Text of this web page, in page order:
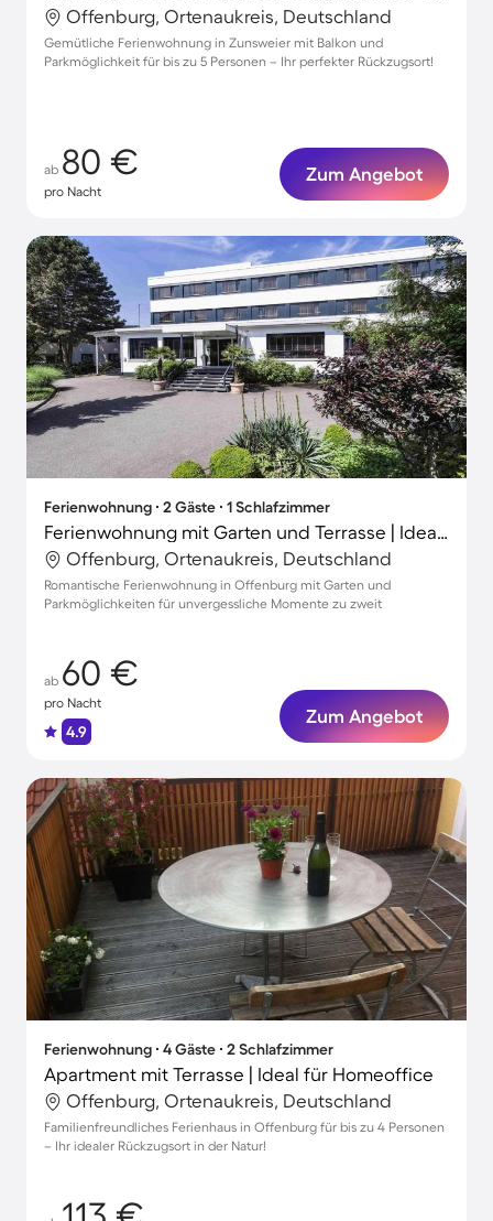
Offenburg, Ortenaukreis, Deutschland
Gemütliche Ferienwohnung in Zunsweier mit Balkon und
Parkmöglichkeit für bis zu 5 Personen – Ihr perfekter Rückzugsort!
ab 80 €
pro Nacht
Zum Angebot
Ferienwohnung ∙ 2 Gäste ∙ 1 Schlafzimmer
Ferienwohnung mit Garten und Terrasse | Ideal für Homeoffice
Offenburg, Ortenaukreis, Deutschland
Romantische Ferienwohnung in Offenburg mit Garten und
Parkmöglichkeiten für unvergessliche Momente zu zweit
ab 60 €
pro Nacht
4.9
Zum Angebot
Ferienwohnung ∙ 4 Gäste ∙ 2 Schlafzimmer
Apartment mit Terrasse | Ideal für Homeoffice
Offenburg, Ortenaukreis, Deutschland
Familienfreundliches Ferienhaus in Offenburg für bis zu 4 Personen
– Ihr idealer Rückzugsort in der Natur!